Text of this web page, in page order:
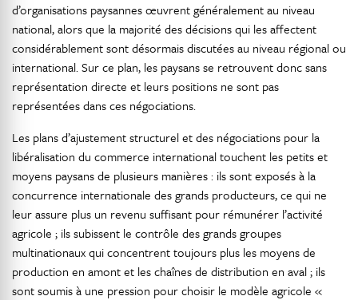
d’organisations paysannes œuvrent généralement au niveau
national, alors que la majorité des décisions qui les affectent
considérablement sont désormais discutées au niveau régional ou
international. Sur ce plan, les paysans se retrouvent donc sans
représentation directe et leurs positions ne sont pas
représentées dans ces négociations.
Les plans d’ajustement structurel et des négociations pour la
libéralisation du commerce international touchent les petits et
moyens paysans de plusieurs manières : ils sont exposés à la
concurrence internationale des grands producteurs, ce qui ne
leur assure plus un revenu suffisant pour rémunérer l’activité
agricole ; ils subissent le contrôle des grands groupes
multinationaux qui concentrent toujours plus les moyens de
production en amont et les chaînes de distribution en aval ; ils
sont soumis à une pression pour choisir le modèle agricole «